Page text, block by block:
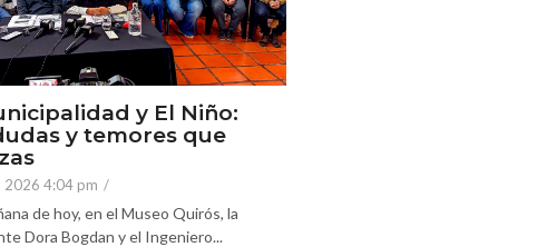
y El Niño:
y temores que
2026 4:04 pm /
de hoy, en el Museo Quirós, la
Dora Bogdan y el Ingeniero...